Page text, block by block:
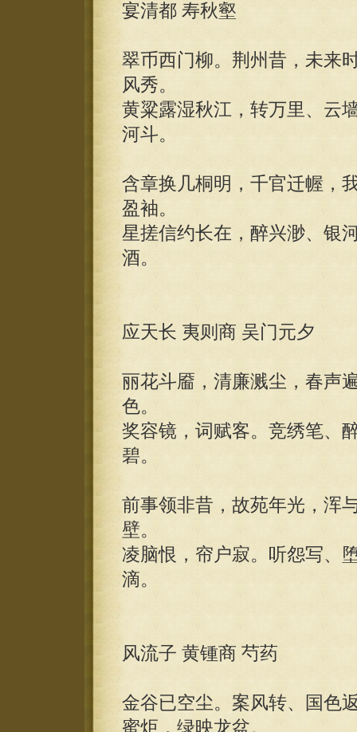
宴清都 寿秋壑
翠币西门柳。荆州昔，未来
风秀。
黄粱露湿秋江，转万里、云
河斗。
含章换几桐明，千官迁幄，
盈袖。
星搓信约长在，醉兴渺、银
酒。
应天长 夷则商 吴门元夕
丽花斗靥，清廉溅尘，春声
色。
奖容镜，词赋客。竞绣笔、
碧。
前事领非昔，故苑年光，浑
壁。
凌脑恨，帘户寂。听怨写、
滴。
风流子 黄锺商 芍药
金谷已空尘。案风转、国色
蜜炬，绿映龙盆。